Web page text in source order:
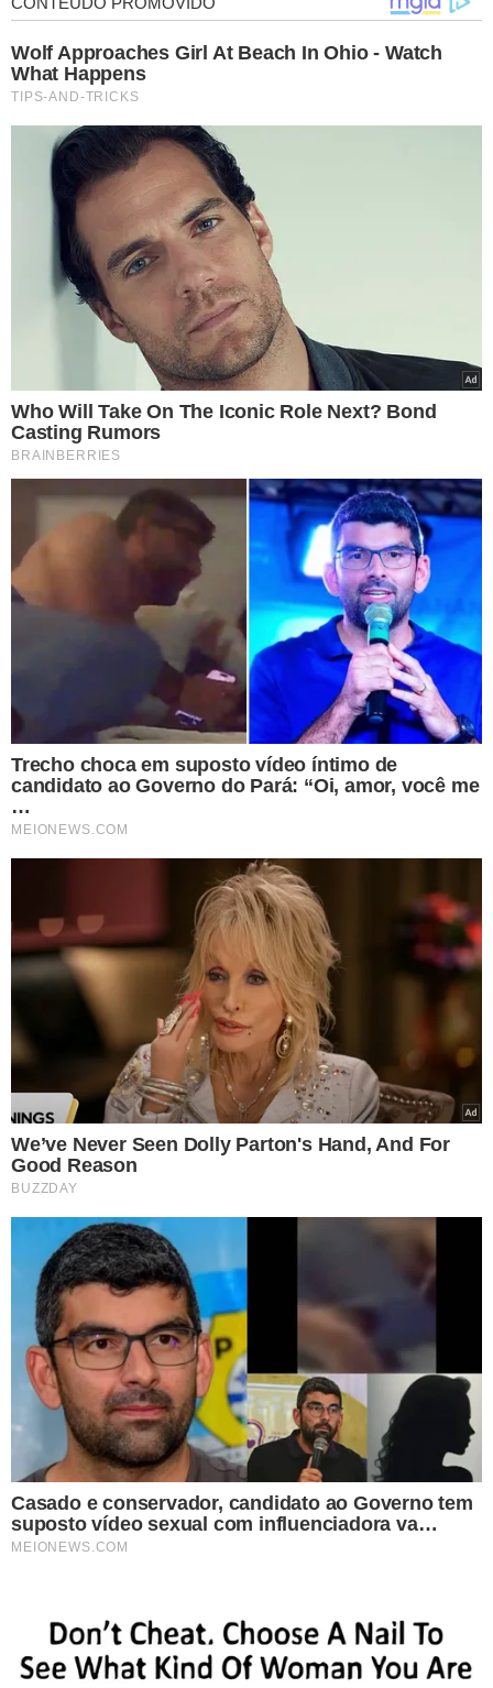
Em reportagem do Metrópoles, o senador Efraim Filho
(PB), ao chegar à sede do partido em Brasília, explicou
que a reunião serviria para “analisar o cenário e avaliar
as provas que porventura sejam trazidas ao processo”
para analisar a “grave conduta” e “qual a penalidade pode
ser imposta”.
MEDIDAS EXTREMAS - Os membros do partido estão
discutindo uma representação que solicita o
afastamento cautelar de Bivar,com a expulsão e o
cancelamento de sua filiação. O documento inclui
ameaças de mortefeitas por Bivar ao presidente eleito
do União, Antonio de Rueda
, e seus familiares, além de
indícios de motivação política criminosa nos incêndios
que destruíram as casas de Rueda
Na reunião estiveram presentes cerca de 50 membros do
governadores Ronaldo Caiado (Goiás), Mauro Mendes
(Mato Grosso) e Wilson Lima (Amazonas), bem como os
ministros Juscelino Filho (Comunicações) e Celso Sabino
(Turismo).
BRIGA INTERNA
A disputa pela presidência do partido entre Rueda e Bivar
se arrasta desde o início do ano. Recentemente, as casas
de praia de Rueda e de sua irmã, tesoureira do União,
foram incendiadas, levantando suspeitas de
envolvimento de Bivar, que também possui uma casa no
mesmo condomínio em Ipojuca (PE).
A bancada do partido na Câmara se reuniu para deliberar
uma resposta às declarações de Bivar, que se recusa a
deixar a presidência. O líder do partido na Casa Baixa,
Desde o início do ano, o partido tem sido palco de
conflitos internos. Em fevereiro, Bivar tentou manter-se
na presidência do partido apesar de um suposto acordo